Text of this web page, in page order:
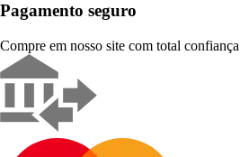
Pagamento seguro
Compre em nosso site com total confiança